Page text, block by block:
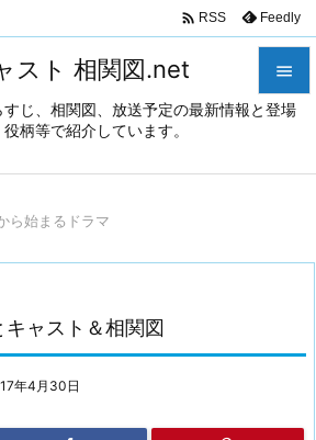
スト 相関図.net
じ、相関図、放送予定の最新情報と登場
柄等で紹介しています。



 RSS Feedly
ら始まるドラマ
ャスト＆相関図
年4月30日